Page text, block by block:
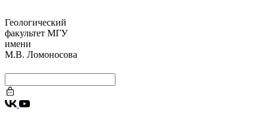
Геологический
факультет МГУ
имени
М.В. Ломоносова